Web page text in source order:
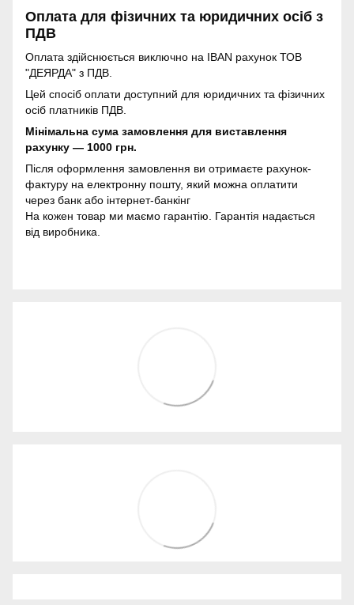
Оплата для фізичних та юридичних осіб з
ПДВ
Оплата здійснюється виключно на IBAN рахунок ТОВ
"ДЕЯРДА" з ПДВ.
Цей спосіб оплати доступний для юридичних та фізичних
осіб платників ПДВ.
Мінімальна сума замовлення для виставлення
рахунку — 1000 грн.
Після оформлення замовлення ви отримаєте рахунок-
фактуру на електронну пошту, який можна оплатити
через банк або інтернет-банкінг
На кожен товар ми маємо гарантію. Гарантія надається
від виробника.